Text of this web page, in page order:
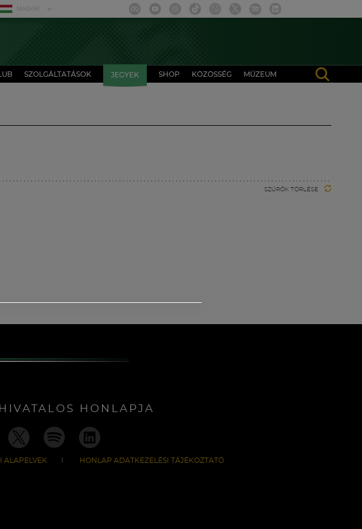
MAGYAR
SZOLGÁLTATÁSOK JEGYEK SHOP KÖZÖSSÉG MÚZEUM
SZŰRŐK TÖRLÉSE
HONLAPJA
ALAPELVEK HONLAP ADATKEZELÉSI TÁJÉKOZTATÓ